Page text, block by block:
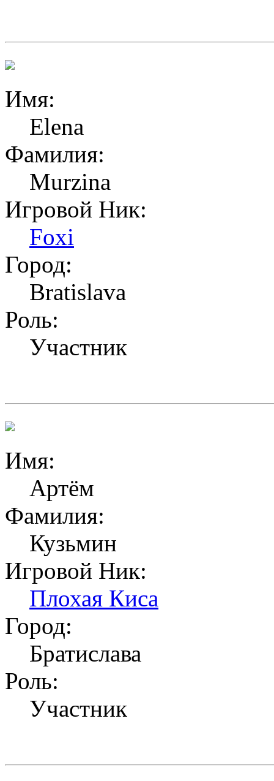
Имя:
Elena
Фамилия:
Murzina
Игровой Ник:
Foxi
Город:
Bratislava
Роль:
Участник
Имя:
Артём
Фамилия:
Кузьмин
Игровой Ник:
Плохая Киса
Город:
Братислава
Роль:
Участник